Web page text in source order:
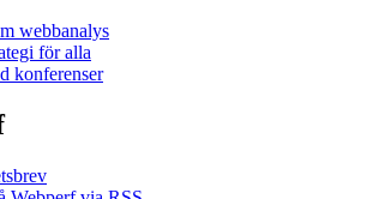
webbanalys
för alla
konferenser